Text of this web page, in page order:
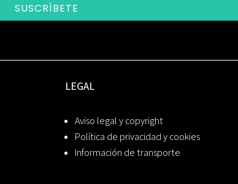
SUSCRÍBETE
LEGAL
Aviso legal y copyright
Política de privacidad y cookies
Información de transporte